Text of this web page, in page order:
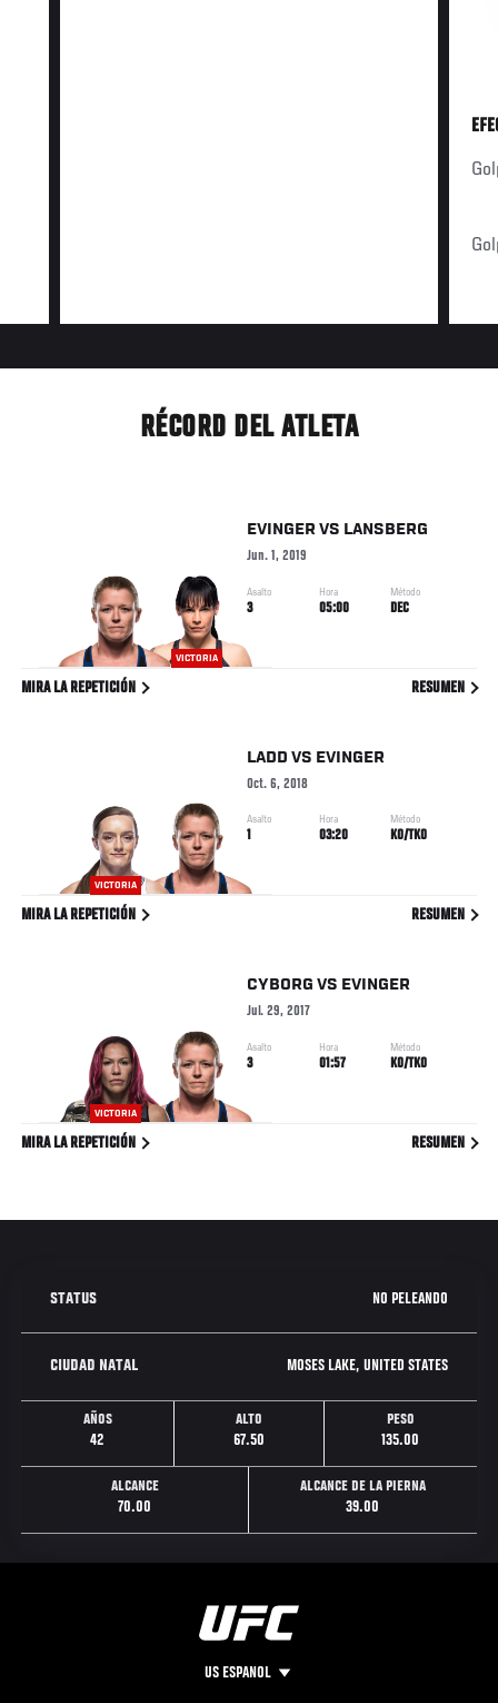
RÉCORD DEL ATLETA
VICTORIA
EVINGER VS LANSBERG
Jun. 1, 2019
Asalto
3
Hora
05:00
Método
DEC
MIRA LA REPETICIÓN RESUMEN
VICTORIA
LADD VS EVINGER
Oct. 6, 2018
Asalto
1
Hora
03:20
Método
KO/TKO
MIRA LA REPETICIÓN RESUMEN
VICTORIA
CYBORG VS EVINGER
Jul. 29, 2017
Asalto
3
Hora
01:57
Método
KO/TKO
MIRA LA REPETICIÓN RESUMEN
STATUS NO PELEANDO
CIUDAD NATAL MOSES LAKE, UNITED STATES
AÑOS
42
ALTO
67.50
PESO
135.00
ALCANCE
70.00
ALCANCE DE LA PIERNA
39.00
US ESPANOL